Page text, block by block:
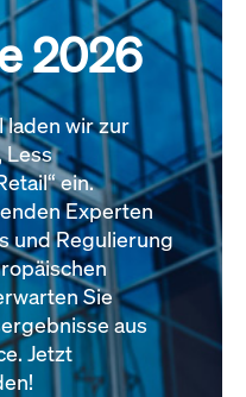
2026
laden wir zur
Less
ein.
Experten
und Regulierung
Sie
aus
Jetzt